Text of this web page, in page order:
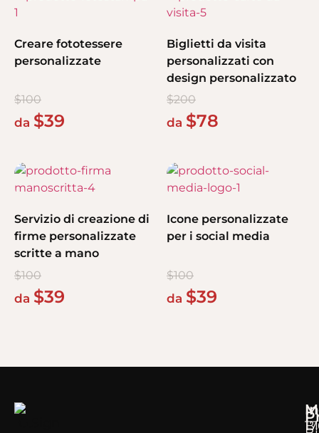
Creare fototessere
personalizzate
$100
da $39
Biglietti da visita
personalizzati con
design personalizzato
$200
da $78
Servizio di creazione di
firme personalizzate
scritte a mano
$100
da $39
Icone personalizzate
per i social media
$100
da $39